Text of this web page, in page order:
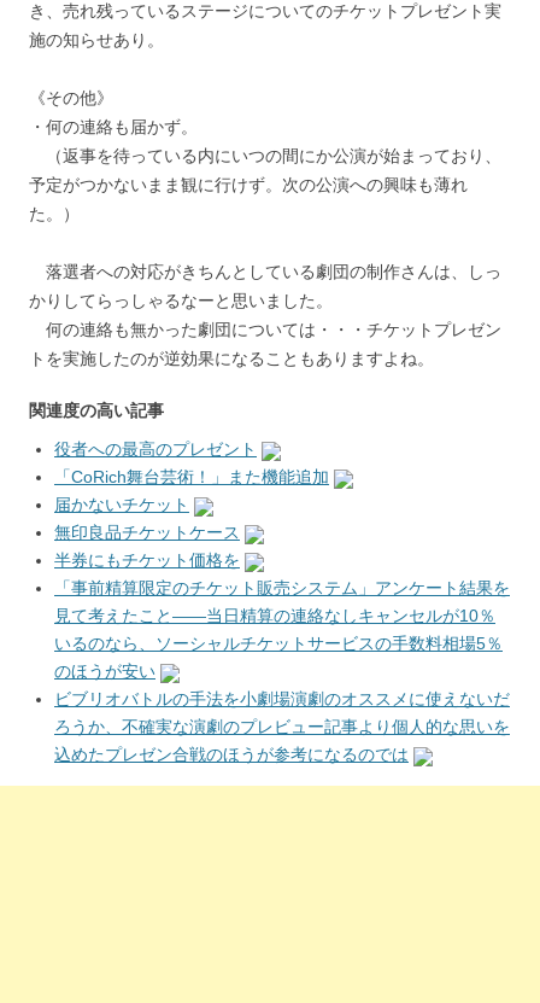
き、売れ残っているステージについてのチケットプレゼント実
施の知らせあり。
《その他》
・何の連絡も届かず。
（返事を待っている内にいつの間にか公演が始まっており、
予定がつかないまま観に行けず。次の公演への興味も薄れ
た。）
落選者への対応がきちんとしている劇団の制作さんは、しっ
かりしてらっしゃるなーと思いました。
何の連絡も無かった劇団については・・・チケットプレゼン
トを実施したのが逆効果になることもありますよね。
関連度の高い記事
役者への最高のプレゼント
「CoRich舞台芸術！」また機能追加
届かないチケット
無印良品チケットケース
半券にもチケット価格を
「事前精算限定のチケット販売システム」アンケート結果を
見て考えたこと――当日精算の連絡なしキャンセルが10％
いるのなら、ソーシャルチケットサービスの手数料相場5％
のほうが安い
ビブリオバトルの手法を小劇場演劇のオススメに使えないだ
ろうか、不確実な演劇のプレビュー記事より個人的な思いを
込めたプレゼン合戦のほうが参考になるのでは